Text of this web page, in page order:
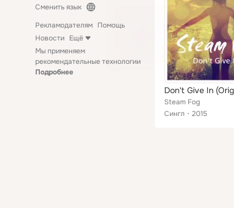
Сменить язык
Рекламодателям Помощь
Новости Ещё
Мы применяем
рекомендательные технологии
Подробнее
Don't Give In
Steam Fog
Сингл
2015